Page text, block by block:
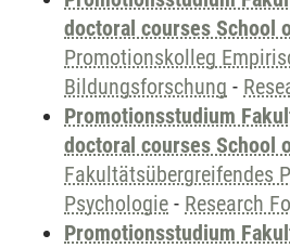
doctoral courses School
Promotionskolleg
Bildungsforschung -
Promotionsstudium
doctoral courses School
Fakultätsübergreifendes
Psychologie - Research
Promotionsstudium